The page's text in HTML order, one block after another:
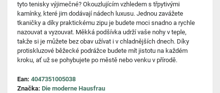
tyto tenisky výjimečné? Okouzlujícím vzhledem s třpytivými
kamínky, které jim dodávají nádech luxusu. Jednou zavážete
tkaničky a díky praktickému zipu je budete moci snadno a rychle
nazouvat a vyzouvat. Měkká podšívka udrží vaše nohy v teple,
takže si je můžete bez obav užívat i v chladnějších dnech. Díky
protiskluzové běžecké podrážce budete mít jistotu na každém
kroku, ať už se pohybujete po městě nebo venku v přírodě.
Ean: 4047351005038
Značka: Die moderne Hausfrau